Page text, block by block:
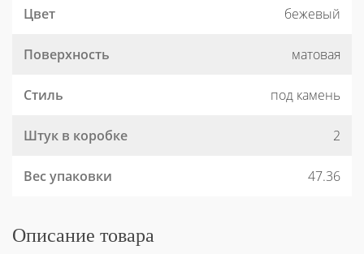
Цвет бежевый
Поверхность матовая
Стиль под камень
Штук в коробке 2
Вес упаковки 47.36
Описание товара